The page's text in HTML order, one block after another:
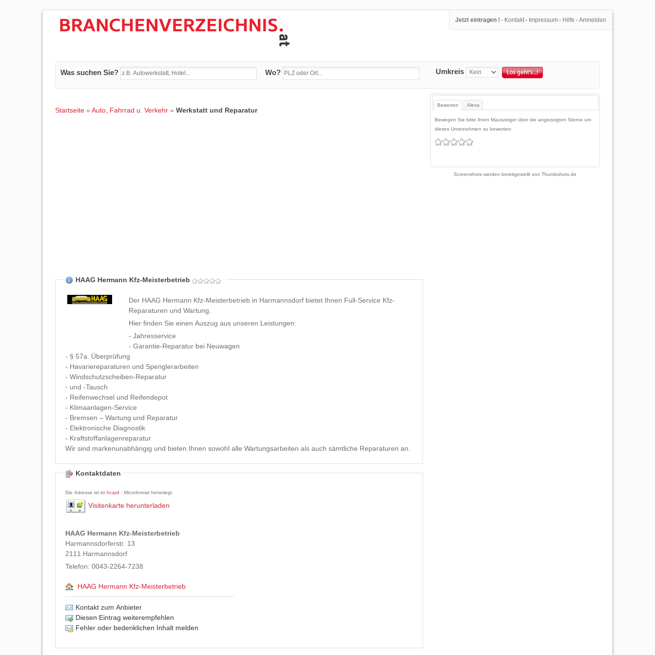
Jetzt eintragen ! - Kontakt- Impressum- Hilfe - Anmelden
Was suchen Sie? Wo? Umkreis
Startseite » Auto, Fahrrad u. Verkehr » Werkstatt und Reparatur
HAAG Hermann Kfz-Meisterbetrieb
Der HAAG Hermann Kfz-Meisterbetrieb in Harmannsdorf bietet Ihnen Full-Service Kfz-
Reparaturen und Wartung.
Hier finden Sie einen Auszug aus unseren Leistungen:
- Jahresservice
- Garantie-Reparatur bei Neuwagen
- § 57a. Überprüfung
- Havariereparaturen und Spenglerarbeiten
- Windschutzscheiben-Reparatur
- und -Tausch
- Reifenwechsel und Reifendepot
- Klimaanlagen-Service
- Bremsen – Wartung und Reparatur
- Elektronische Diagnostik
- Kraftstoffanlagenreparatur
Wir sind markenunabhängig und bieten Ihnen sowohl alle Wartungsarbeiten als auch sämtliche Reparaturen an.
Kontaktdaten
Die Adresse ist im hcard - Microformat hinterlegt.
Visitenkarte herunterladen
HAAG Hermann Kfz-Meisterbetrieb
Harmannsdorferstr. 13
2111 Harmannsdorf
Telefon: 0043-2264-7238
HAAG Hermann Kfz-Meisterbetrieb
Kontakt zum Anbieter
Diesen Eintrag weiterempfehlen
Fehler oder bedenklichen Inhalt melden
Bewerten Alexa
Bewegen Sie bitte Ihren Mauszeiger über die angezeigten Sterne um
dieses Unternehmen zu bewerten:
Screenshots werden bereitgestellt vonThumbshots.de